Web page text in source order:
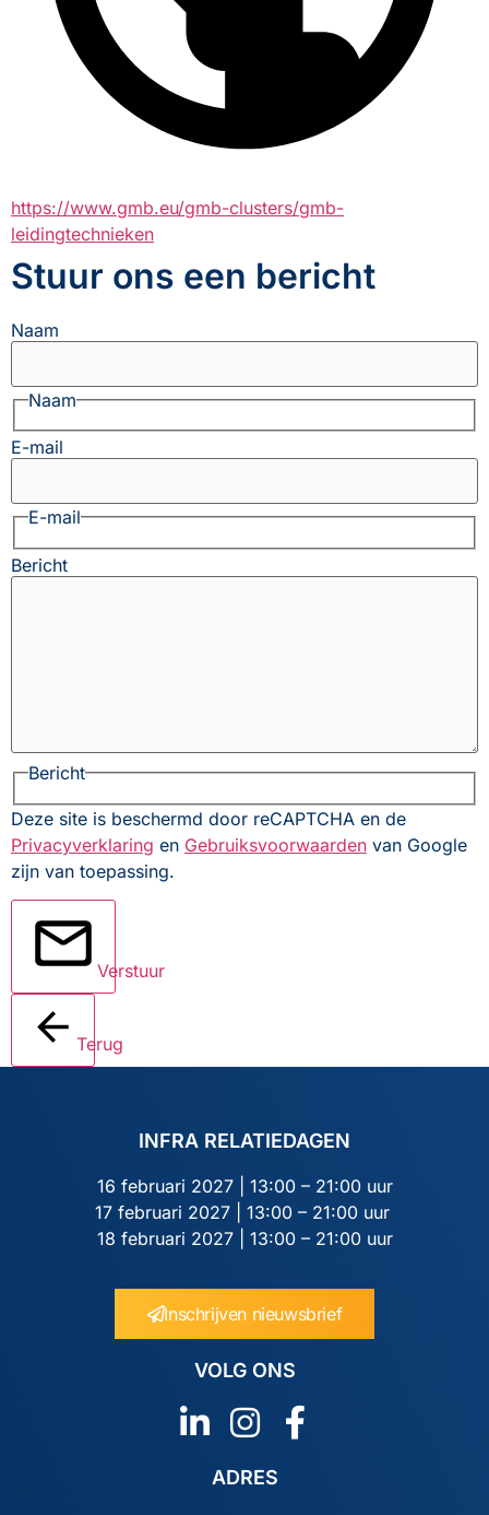
https://www.gmb.eu/gmb-clusters/gmb-
leidingtechnieken
Stuur ons een bericht
Naam
Naam
E-mail
E-mail
Bericht
Bericht
Deze site is beschermd door reCAPTCHA en de
Privacyverklaring en Gebruiksvoorwaarden van Google
zijn van toepassing.
Verstuur
Terug
INFRA RELATIEDAGEN
16 februari 2027 | 13:00 – 21:00 uur
17 februari 2027 | 13:00 – 21:00 uur
18 februari 2027 | 13:00 – 21:00 uur
Inschrijven nieuwsbrief
VOLG ONS
ADRES